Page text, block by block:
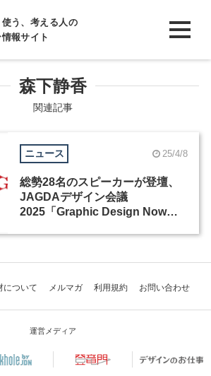
う、考える人の
報サイト
森下静香
関連記事
ニュース 25/4/8
総勢28名のスピーカーが登壇、
JAGDAデザイン会議
2025「Graphic Design Now」
について メルマガ 利用規約 お問い合わせ
運営メディア